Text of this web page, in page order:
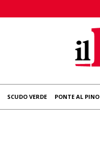
SCUDO VERDE PONTE AL PINO